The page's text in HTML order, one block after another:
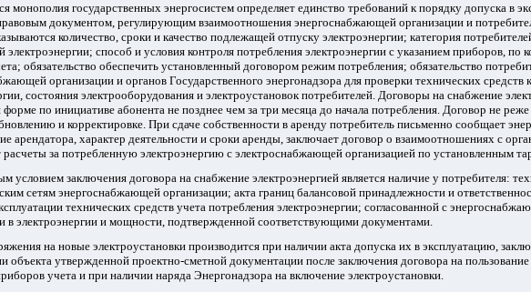
монополия государственных энергосистем определяет единство требований к порядку допуска в
документом, регулирующим взаимоотношения энергоснабжающей организации и
количество, сроки и качество подлежащей отпуску электроэнергии; категория
электроэнергии; способ и условия контроля потребления электроэнергии с указанием приборов, по
обязательство обеспечить установленный договором режим потребления; обязательство
организации и органов Государственного энергонадзора для проверки технических средств
состояния электрооборудования и электроустановок потребителей. Договоры на снабжение
по инициативе абонента не позднее чем за три месяца до начала потребления. Договор не
и корректировке. При сдаче собственности в аренду потребитель письменно сообщает
арендатора, характер деятельности и сроки аренды, заключает договор о взаимоотношениях с
за потребленную электроэнергию с электроснабжающей организацией по установленным
условием заключения договора на снабжение электроэнергией является наличие у потребителя:
сетям энергоснабжающей организации; акта границ балансовой принадлежности и
технических средств учета потребления электроэнергии; согласованной с
в электроэнергии и мощности, подтвержденной соответствующими документами.
на новые электроустановки производится при наличии акта допуска их в эксплуатацию,
объекта утвержденной проектно-сметной документации после заключения договора на
учета и при наличии наряда Энергонадзора на включение электроустановки.